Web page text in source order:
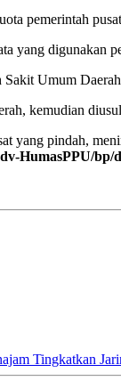
pemerintah
yang digunakan
Umum
kemudian
yang pindah,
HumasPPU/bp/
Tingkatkan